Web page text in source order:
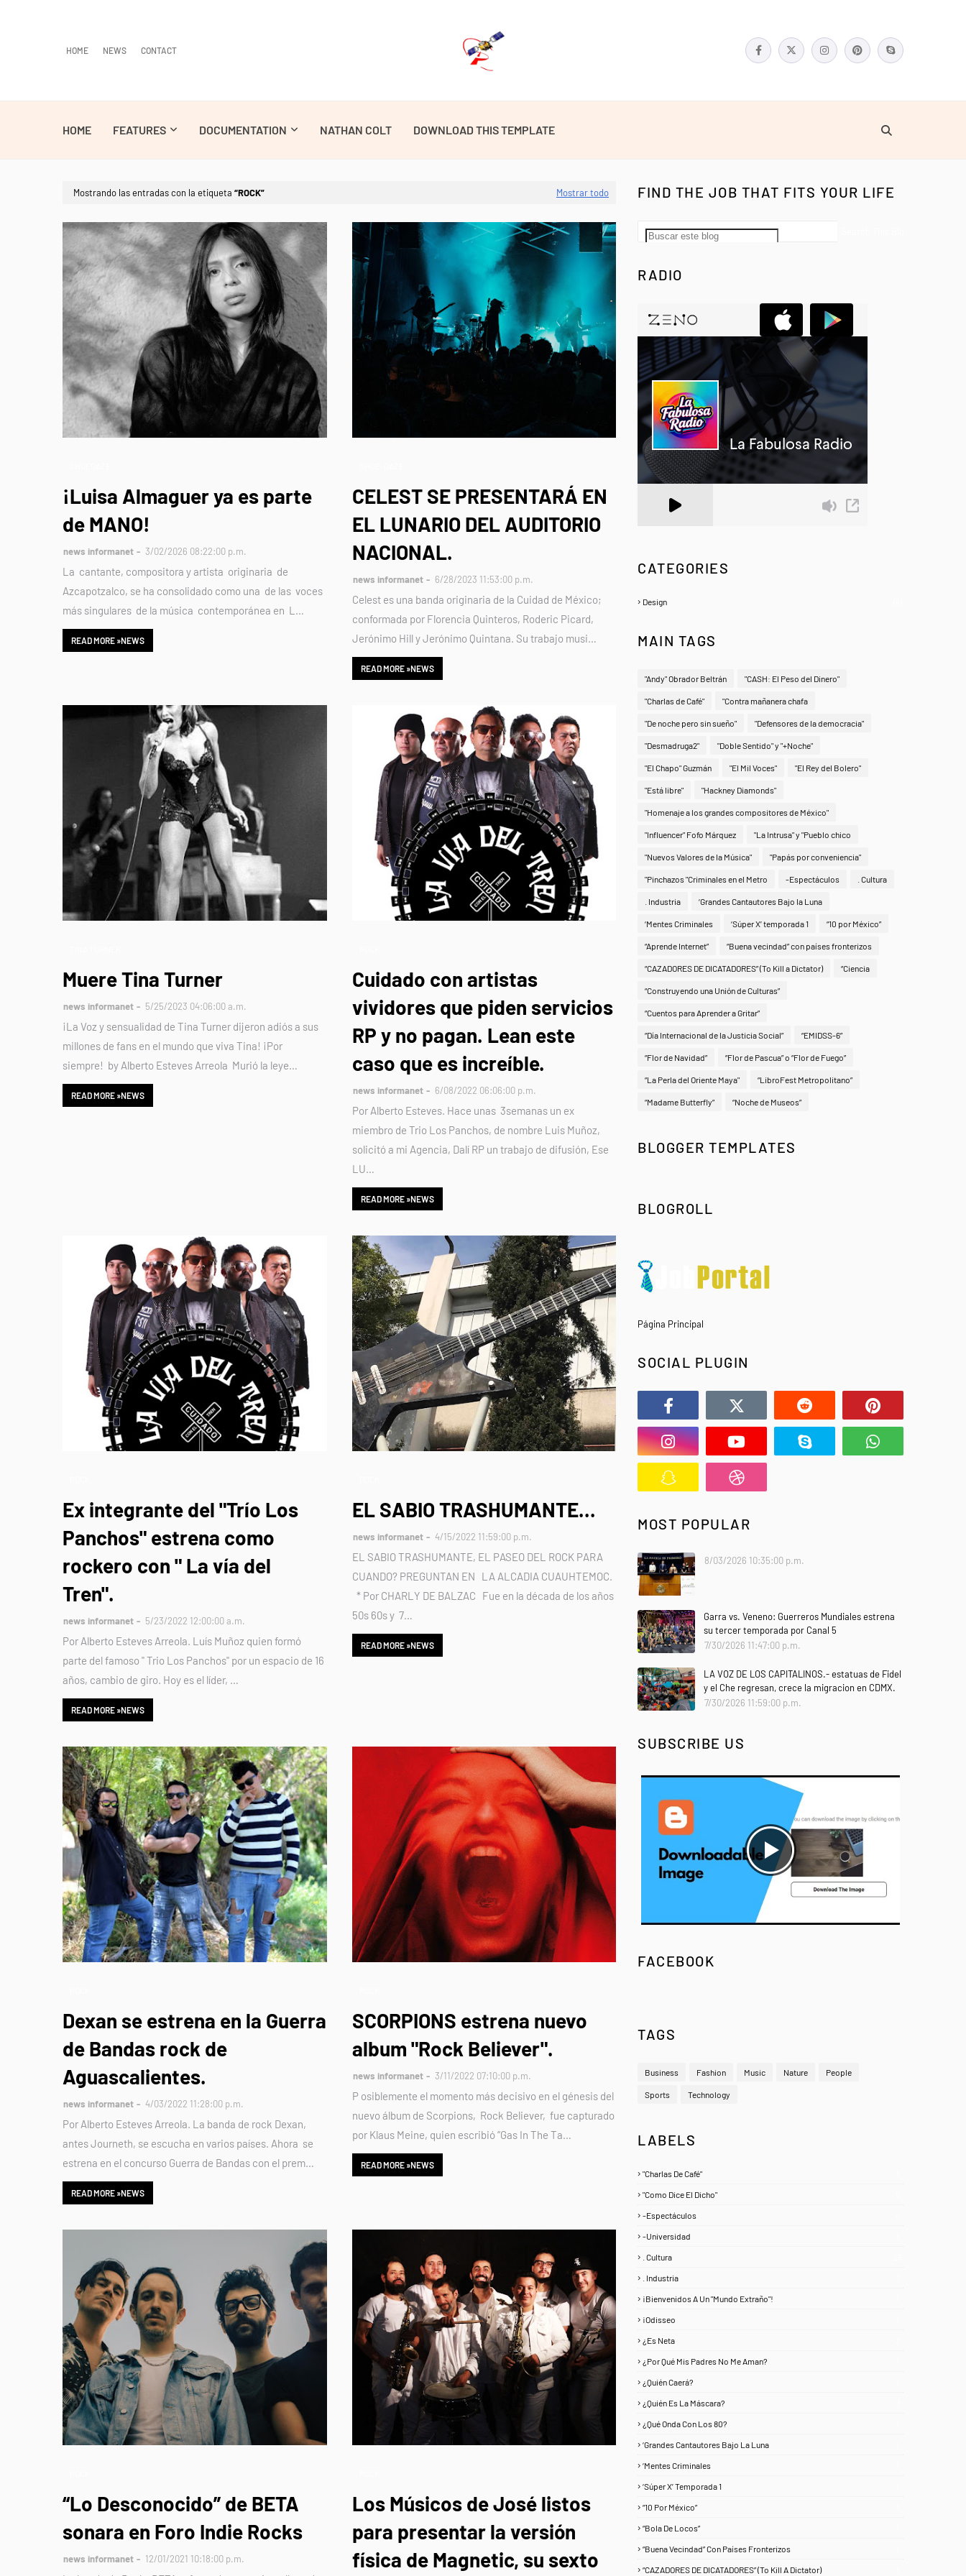
HOME NEWS CONTACT
HOME FEATURES DOCUMENTATION NATHAN COLT DOWNLOAD THIS TEMPLATE
Mostrando las entradas con la etiqueta ROCK Mostrar todo
¡Luisa Almaguer ya es parte
de MANO!
news informanet 3/02/2026 08:22:00 p.m.
La cantante, compositora y artista originaria de
Azcapotzalco, se ha consolidado como una de las voces
más singulares de la música contemporánea en L…
READ MORE »NEWS
CELEST SE PRESENTARÁ EN
EL LUNARIO DEL AUDITORIO
NACIONAL.
news informanet 6/28/2023 11:53:00 p.m.
Celest es una banda originaria de la Cuidad de México;
conformada por Florencia Quinteros, Roderic Picard,
Jerónimo Hill y Jerónimo Quintana. Su trabajo musi…
READ MORE »NEWS
Muere Tina Turner
news informanet 5/25/2023 04:06:00 a.m.
¡La Voz y sensualidad de Tina Turner dijeron adiós a sus
millones de fans en el mundo que viva Tina! ¡Por
siempre! by Alberto Esteves Arreola Murió la leye…
READ MORE »NEWS
Cuidado con artistas
vividores que piden servicios
RP y no pagan. Lean este
caso que es increíble.
news informanet 6/08/2022 06:06:00 p.m.
Por Alberto Esteves. Hace unas 3semanas un ex
miembro de Trio Los Panchos, de nombre Luis Muñoz,
solicitó a mi Agencia, Dalí RP un trabajo de difusión, Ese
LU…
READ MORE »NEWS
Ex integrante del "Trío Los
Panchos" estrena como
rockero con " La vía del
Tren".
news informanet 5/23/2022 12:00:00 a.m.
Por Alberto Esteves Arreola. Luís Muñoz quien formó
parte del famoso " Trio Los Panchos" por un espacio de 16
años, cambio de giro. Hoy es el líder, …
READ MORE »NEWS
EL SABIO TRASHUMANTE...
news informanet 4/15/2022 11:59:00 p.m.
EL SABIO TRASHUMANTE, EL PASEO DEL ROCK PARA
CUANDO? PREGUNTAN EN LA ALCADIA CUAUHTEMOC.
* Por CHARLY DE BALZAC Fue en la década de los años
50s 60s y 7…
READ MORE »NEWS
Dexan se estrena en la Guerra
de Bandas rock de
Aguascalientes.
news informanet 4/03/2022 11:28:00 p.m.
Por Alberto Esteves Arreola. La banda de rock Dexan,
antes Journeth, se escucha en varios países. Ahora se
estrena en el concurso Guerra de Bandas con el prem…
READ MORE »NEWS
SCORPIONS estrena nuevo
album "Rock Believer".
news informanet 3/11/2022 07:10:00 p.m.
P osiblemente el momento más decisivo en el génesis del
nuevo álbum de Scorpions, Rock Believer, fue capturado
por Klaus Meine, quien escribió “Gas In The Ta…
READ MORE »NEWS
“Lo Desconocido” de BETA
sonara en Foro Indie Rocks
news informanet 12/01/2021 10:18:00 p.m.
Los Músicos de José listos
para presentar la versión
física de Magnetic, su sexto
FIND THE JOB THAT FITS YOUR LIFE
RADIO
CATEGORIES
Design
MAIN TAGS
"Andy" Obrador Beltrán "CASH: El Peso del Dinero"
"Charlas de Café" "Contra mañanera chafa
"De noche pero sin sueño" "Defensores de la democracia"
"Desmadruga2" "Doble Sentido" y "+Noche"
"El Chapo" Guzmán "El Mil Voces" "El Rey del Bolero"
"Está libre" "Hackney Diamonds"
"Homenaje a los grandes compositores de México"
"Influencer" Fofo Márquez "La Intrusa" y "Pueblo chico
"Nuevos Valores de la Música" "Papás por conveniencia"
"Pinchazos "Criminales en el Metro -Espectáculos . Cultura
. Industria ‘Grandes Cantautores Bajo la Luna
‘Mentes Criminales ‘Súper X’ temporada 1 “10 por México”
“Aprende Internet” “Buena vecindad” con países fronterizos
“CAZADORES DE DICATADORES” (To Kill a Dictator) “Ciencia
“Construyendo una Unión de Culturas”
“Cuentos para Aprender a Gritar”
“Día Internacional de la Justicia Social” “EMIDSS-6”
“Flor de Navidad” “Flor de Pascua” o “Flor de Fuego”
“La Perla del Oriente Maya" “LibroFest Metropolitano”
“Madame Butterfly” “Noche de Museos”
BLOGGER TEMPLATES
BLOGROLL
Página Principal
SOCIAL PLUGIN
MOST POPULAR
8/03/2026 10:35:00 p.m.
Garra vs. Veneno: Guerreros Mundiales estrena
su tercer temporada por Canal 5
7/30/2026 11:47:00 p.m.
LA VOZ DE LOS CAPITALINOS.- estatuas de Fidel
y el Che regresan, crece la migracion en CDMX.
7/30/2026 11:59:00 p.m.
SUBSCRIBE US
FACEBOOK
TAGS
Business Fashion Music Nature People
Sports Technology
LABELS
"Charlas De Café"
"Como Dice El Dicho"
-Espectáculos
-Universidad
. Cultura
. Industria
¡Bienvenidos A Un "Mundo Extraño"!
¡Odisseo
¿Es Neta
¿Por Qué Mis Padres No Me Aman?
¿Quién Caerá?
¿Quién Es La Máscara?
¿Qué Onda Con Los 80?
‘Grandes Cantautores Bajo La Luna
‘Mentes Criminales
‘Súper X’ Temporada 1
“10 Por México”
“Bola De Locos”
“Buena Vecindad” Con Países Fronterizos
“CAZADORES DE DICATADORES” (To Kill A Dictator)